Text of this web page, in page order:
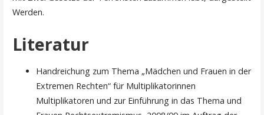
Werden.
Literatur
Handreichung zum Thema „Mädchen und Frauen in der
Extremen Rechten“ für Multiplikatorinnen
Multiplikatoren und zur Einführung in das Thema und